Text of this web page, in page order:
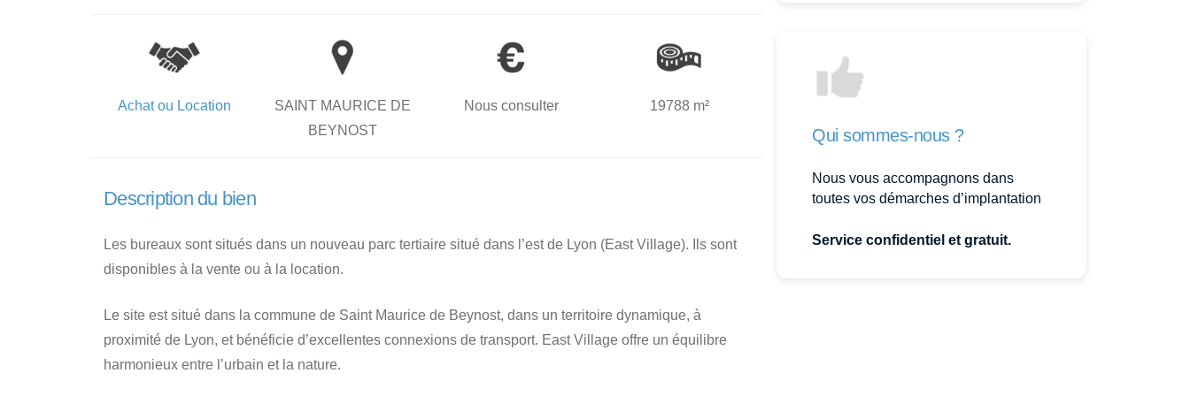
Achat ou Location
SAINT MAURICE DE
BEYNOST
Nous consulter 19788 m²
Description du bien
Les bureaux sont situés dans un nouveau parc tertiaire situé dans l’est de Lyon (East Village). Ils sont
disponibles à la vente ou à la location.
Le site est situé dans la commune de Saint Maurice de Beynost, dans un territoire dynamique, à
proximité de Lyon, et bénéficie d’excellentes connexions de transport. East Village offre un équilibre
harmonieux entre l’urbain et la nature.
Qui sommes-nous ?
Nous vous accompagnons dans
toutes vos démarches d’implantation
Service confidentiel et gratuit.